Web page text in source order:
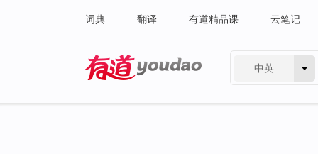
词典 翻译 有道精品课 云笔记
中英